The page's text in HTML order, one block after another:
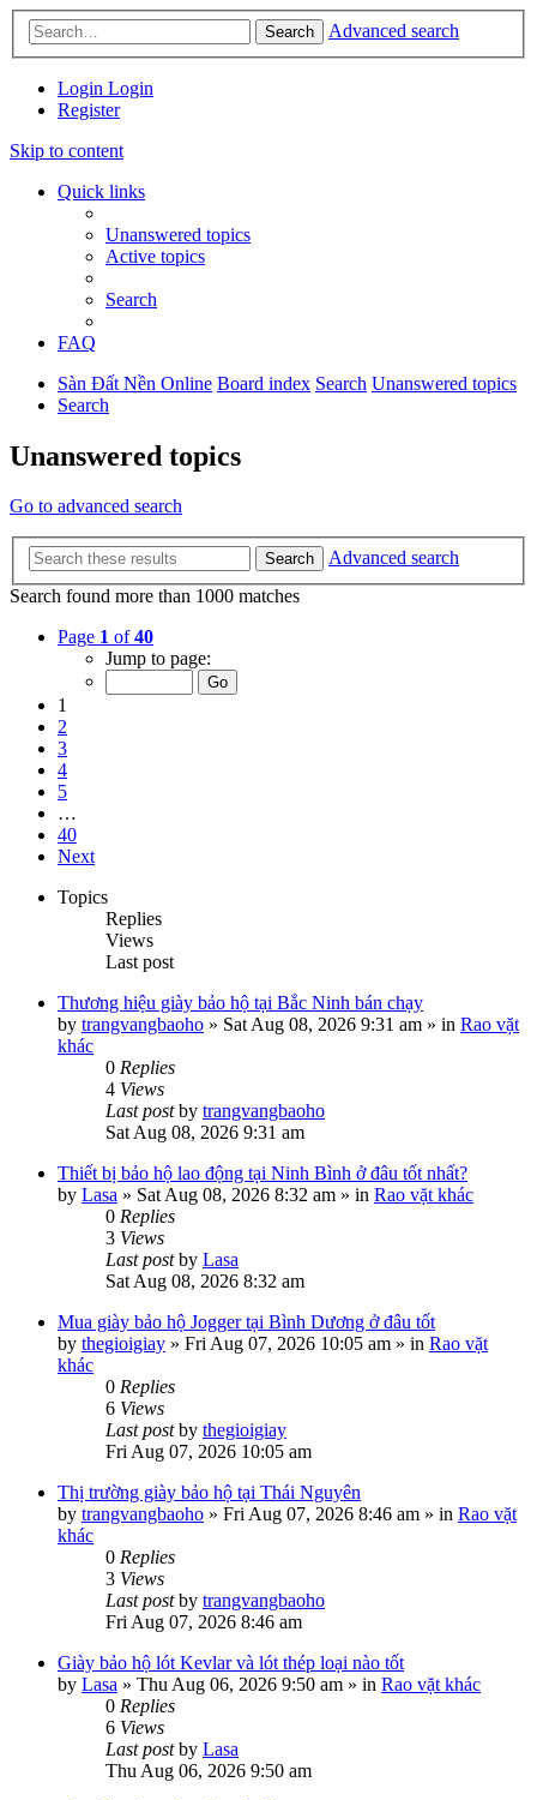
Search Advanced search
Login Login
Register
Skip to content
Quick links
Unanswered topics
Active topics
Search
FAQ
Sàn Đất Nền Online Board index Search Unanswered topics
Search
Unanswered topics
Go to advanced search
Search
Advanced search
Search found more than 1000 matches
Page 1 of40
Jump to page:
1
2
3
4
5
…
40
Next
Topics
Replies
Views
Last post
Thương hiệu giày bảo hộ tại Bắc Ninh bán chạy
by trangvangbaoho » Sat Aug 08, 2026 9:31 am » in Rao vặt
khác
0 Replies
4 Views
Last postby trangvangbaoho
Sat Aug 08, 2026 9:31 am
Thiết bị bảo hộ lao động tại Ninh Bình ở đâu tốt nhất?
by Lasa » Sat Aug 08, 2026 8:32 am » in Rao vặt khác
0 Replies
3 Views
Last postby Lasa
Sat Aug 08, 2026 8:32 am
Mua giày bảo hộ Jogger tại Bình Dương ở đâu tốt
by thegioigiay » Fri Aug 07, 2026 10:05 am » in Rao vặt
khác
0 Replies
6 Views
Last postby thegioigiay
Fri Aug 07, 2026 10:05 am
Thị trường giày bảo hộ tại Thái Nguyên
by trangvangbaoho » Fri Aug 07, 2026 8:46 am » in Rao vặt
khác
0 Replies
3 Views
Last postby trangvangbaoho
Fri Aug 07, 2026 8:46 am
Giày bảo hộ lót Kevlar và lót thép loại nào tốt
by Lasa » Thu Aug 06, 2026 9:50 am » in Rao vặt khác
0 Replies
6 Views
Last postby Lasa
Thu Aug 06, 2026 9:50 am